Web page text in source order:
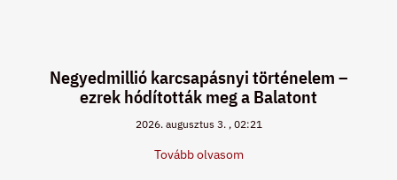
Negyedmillió karcsapásnyi történelem –
ezrek hódították meg a Balatont
2026. augusztus 3. 02:21
Tovább olvasom